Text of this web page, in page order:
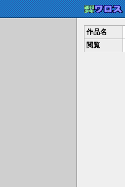
作品名
閲覧